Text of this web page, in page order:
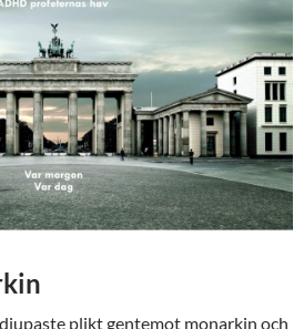
plikt gentemot monarkin och